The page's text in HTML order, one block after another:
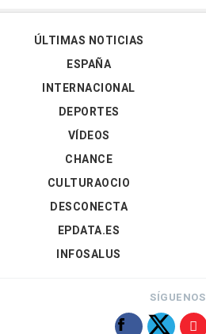
ÚLTIMAS NOTICIAS
ESPAÑA
INTERNACIONAL
DEPORTES
VÍDEOS
CHANCE
CULTURAOCIO
DESCONECTA
EPDATA.ES
INFOSALUS
SÍGUENOS